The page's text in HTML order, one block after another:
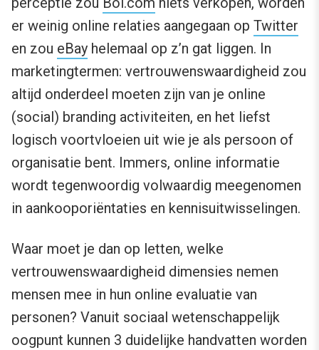
er weinig online relaties aangegaan op Twitter
en zou eBay helemaal op z’n gat liggen. In
marketingtermen: vertrouwenswaardigheid zou
altijd onderdeel moeten zijn van je online
(social) branding activiteiten, en het liefst
logisch voortvloeien uit wie je als persoon of
organisatie bent. Immers, online informatie
wordt tegenwoordig volwaardig meegenomen
in aankooporiëntaties en kennisuitwisselingen.
Waar moet je dan op letten, welke
vertrouwenswaardigheid dimensies nemen
mensen mee in hun online evaluatie van
personen? Vanuit sociaal wetenschappelijk
oogpunt kunnen 3 duidelijke handvatten worden